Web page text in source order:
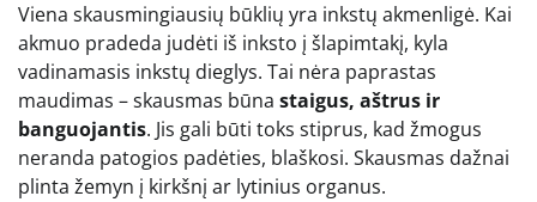
Viena skausmingiausių būklių yra inkstų akmenligė. Kai
akmuo pradeda judėti iš inksto į šlapimtakį, kyla
vadinamasis inkstų dieglys. Tai nėra paprastas
maudimas – skausmas būna staigus, aštrus ir
banguojantis. Jis gali būti toks stiprus, kad žmogus
neranda patogios padėties, blaškosi. Skausmas dažnai
plinta žemyn į kirkšnį ar lytinius organus.